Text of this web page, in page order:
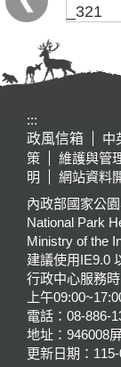
:::
政風信箱
中
策
維護與管
明
網站資料
內政部國家公
National Park
Ministry of the
建議使用IE9.0
行政中心服務
上午
電話：08-886-
地址：946008
更新日期：